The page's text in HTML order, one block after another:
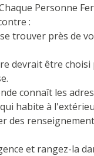
Personne
:
trouver près de
devrait être
connaît les
habite à
des
et rangez-la